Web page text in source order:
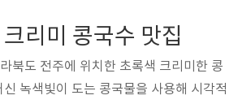
..
리미 콩국수 맛집
북도 전주에 위치한 초록색 크리미한 콩
녹색빛이 도는 콩국물을 사용해 시각적